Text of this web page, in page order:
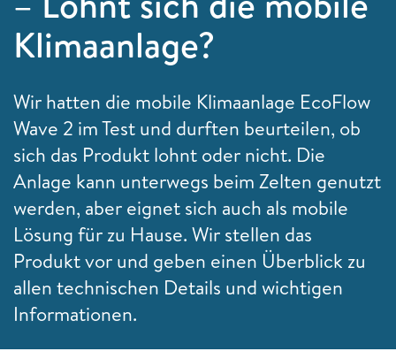
Klimaanlage?
Wir hatten die mobile Klimaanlage EcoFlow
Wave 2 im Test und durften beurteilen, ob
sich das Produkt lohnt oder nicht. Die
Anlage kann unterwegs beim Zelten genutzt
werden, aber eignet sich auch als mobile
Lösung für zu Hause. Wir stellen das
Produkt vor und geben einen Überblick zu
allen technischen Details und wichtigen
Informationen.